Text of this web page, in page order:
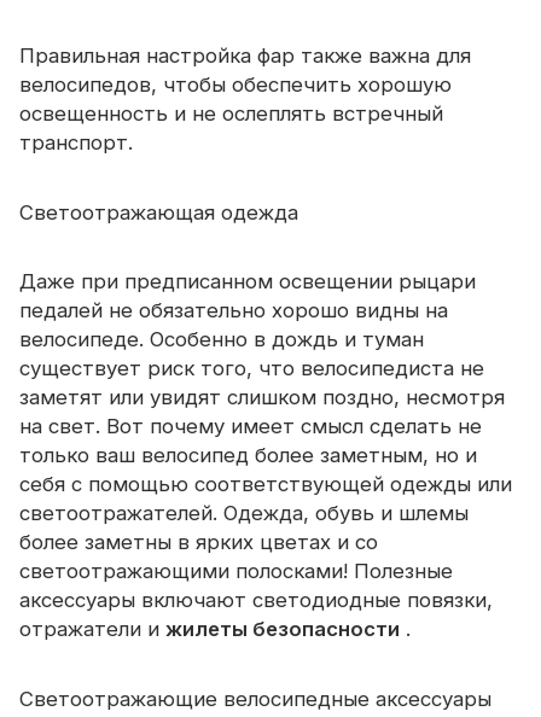
Правильная настройка фар также важна для
велосипедов, чтобы обеспечить хорошую
освещенность и не ослеплять встречный
транспорт.
Светоотражающая одежда
Даже при предписанном освещении рыцари
педалей не обязательно хорошо видны на
велосипеде. Особенно в дождь и туман
существует риск того, что велосипедиста не
заметят или увидят слишком поздно, несмотря
на свет. Вот почему имеет смысл сделать не
только ваш велосипед более заметным, но и
себя с помощью соответствующей одежды или
светоотражателей. Одежда, обувь и шлемы
более заметны в ярких цветах и ​​со
светоотражающими полосками! Полезные
аксессуары включают светодиодные повязки,
отражатели и жилеты безопасности .
Светоотражающие велосипедные аксессуары